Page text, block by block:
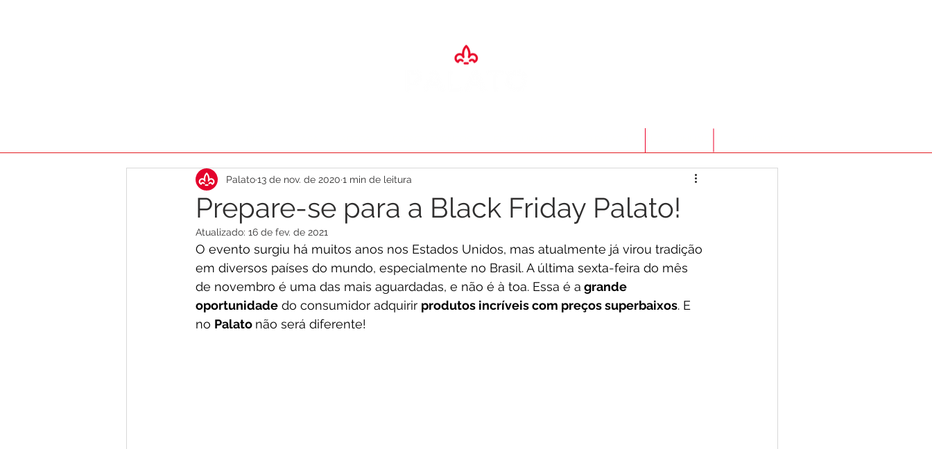
Prepare-se para a Black Friday Palato!
Palato13 de nov. de 2020 1 min de leitura
Atualizado: 16 de fev. de 2021
O evento surgiu há muitos anos nos Estados Unidos, mas atualmente já virou tradição
em diversos países do mundo, especialmente no Brasil. A última sexta-feira do mês
de novembro é uma das mais aguardadas, e não é à toa. Essa é a grande
oportunidade do consumidor adquirir produtos incríveis com preços superbaixos. E
no Palato não será diferente!